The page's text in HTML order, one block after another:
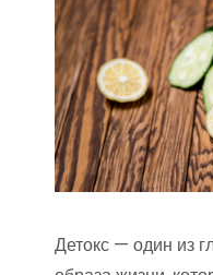
Детокс — один из